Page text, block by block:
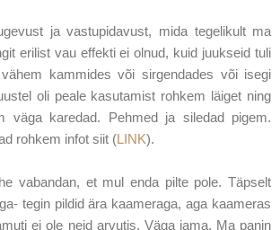
ja vastupidavust, mida tegelikult ma
erilist vau effekti ei olnud, kuid juukseid tuli
kammides või sirgendades või isegi
oli peale kasutamist rohkem läiget ning
väga karedad. Pehmed ja siledad pigem.
rohkem infot siit (LINK).
vabandan, et mul enda pilte pole. Täpselt
tegin pildid ära kaameraga, aga kaameras
ei ole neid arvutis. Väga jama. Ma panin